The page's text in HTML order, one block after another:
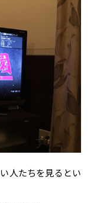
人たちを見るとい